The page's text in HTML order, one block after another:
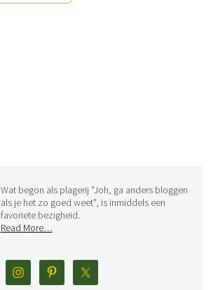
Wat begon als plagerij "Joh, ga anders bloggen
als je het zo goed weet", is inmiddels een
favoriete bezigheid.
Read More…